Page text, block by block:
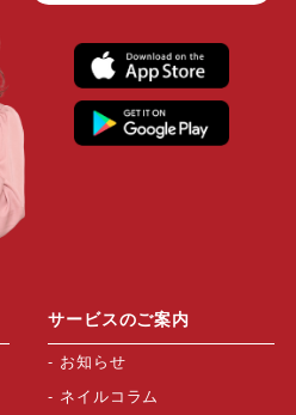
サービスのご案内
お知らせ
ネイルコラム